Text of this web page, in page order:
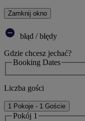
Zamknij okno
błąd / błędy
Gdzie chcesz jechać?
Booking Dates
Liczba gości
1 Pokoje - 1 Goście
Pokój 1